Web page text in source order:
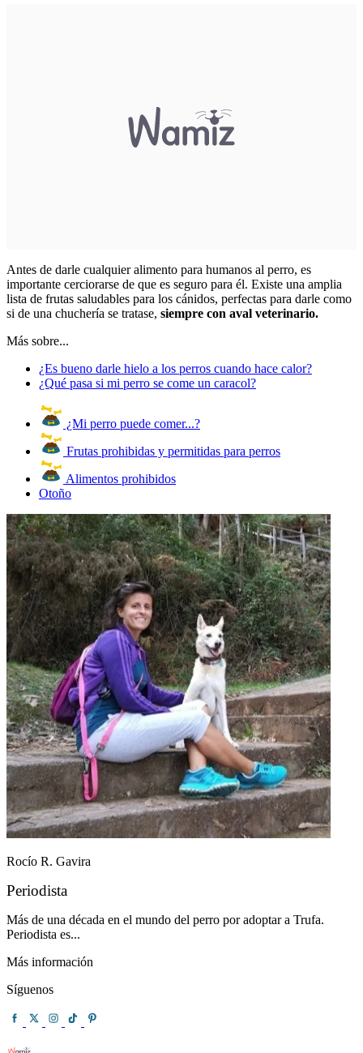
Antes de darle cualquier alimento para humanos al perro, es
importante cerciorarse de que es seguro para él. Existe una amplia
lista de frutas saludables para los cánidos, perfectas para darle como
si de una chuchería se tratase, siempre con aval veterinario.
Más sobre...
¿Es bueno darle hielo a los perros cuando hace calor?
¿Qué pasa si mi perro se come un caracol?
¿Mi perro puede comer...?
Frutas prohibidas y permitidas para perros
Alimentos prohibidos
Otoño
Rocío R. Gavira
Periodista
Más de una década en el mundo del perro por adoptar a Trufa.
Periodista es...
Más información
Síguenos